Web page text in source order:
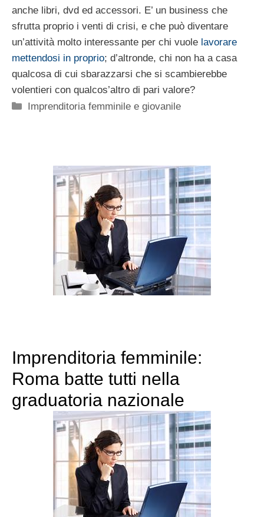
anche libri, dvd ed accessori. E’ un business che
sfrutta proprio i venti di crisi, e che può diventare
un’attività molto interessante per chi vuole lavorare
mettendosi in proprio; d’altronde, chi non ha a casa
qualcosa di cui sbarazzarsi che si scambierebbe
volentieri con qualcos’altro di pari valore?
Categorie
Imprenditoria femminile e giovanile
Imprenditoria femminile:
Roma batte tutti nella
graduatoria nazionale